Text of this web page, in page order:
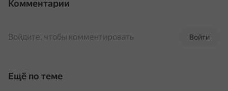
Комментарии
Войти
Войдите, чтобы комментировать
Ещё по теме